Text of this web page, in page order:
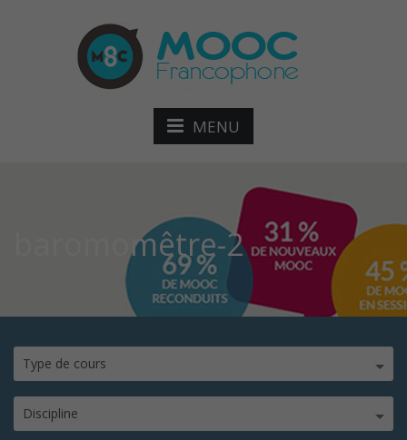
MENU
baromomêtre-2
Type de cours
Discipline